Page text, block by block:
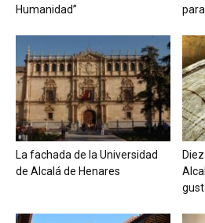
Humanidad”
para...
La fachada de la Universidad
de Alcalá de Henares